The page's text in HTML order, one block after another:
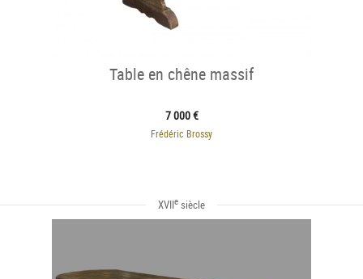
Table en chêne massif
7 000 €
Frédéric Brossy
XVIIe siècle